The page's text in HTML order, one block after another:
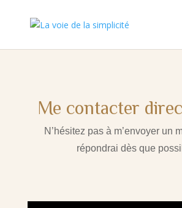
Me contacter
N’hésitez pas à m’envoyer un
répondrai dès que